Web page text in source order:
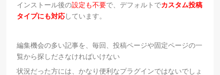
インストール後の設定も不要で、デフォルトでカスタム投稿
タイプにも対応しています。
編集機会の多い記事を、毎回、投稿ページや固定ページの一
覧から探しださなければいけない
状況だった方には、かなり便利なプラグインではないでしょ